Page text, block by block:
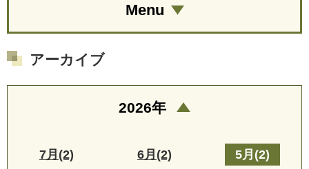
Menu
アーカイブ
2026年
7月(2) 6月(2) 5月(2)